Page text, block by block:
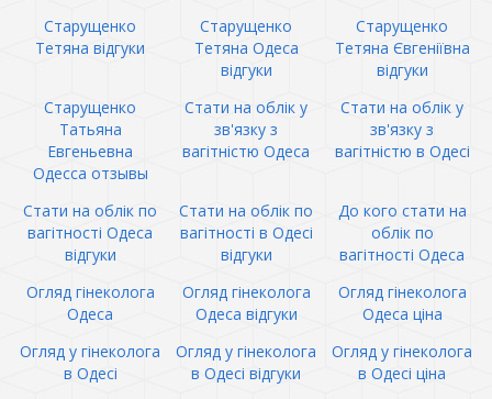
Старущенко
Тетяна відгуки
Старущенко
Тетяна Одеса
відгуки
Старущенко
Тетяна Євгеніївна
відгуки
Старущенко
Татьяна
Евгеньевна
Одесса отзывы
Стати на облік у
зв'язку з
вагітністю Одеса
Стати на облік у
зв'язку з
вагітністю в Одесі
Стати на облік по
вагітності Одеса
відгуки
Стати на облік по
вагітності в Одесі
відгуки
До кого стати на
облік по
вагітності Одеса
Огляд гінеколога
Одеса
Огляд гінеколога
Одеса відгуки
Огляд гінеколога
Одеса ціна
Огляд у гінеколога
в Одесі
Огляд у гінеколога
в Одесі відгуки
Огляд у гінеколога
в Одесі ціна